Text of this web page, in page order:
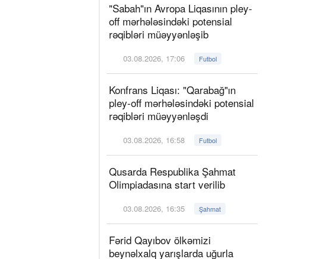
"Sabah"ın Avropa Liqasının pley-
off mərhələsindəki potensial
rəqibləri müəyyənləşib
03.08.2026, 17:06 Futbol
Konfrans Liqası: "Qarabağ"ın
pley-off mərhələsindəki potensial
rəqibləri müəyyənləşdi
03.08.2026, 16:58 Futbol
Qusarda Respublika Şahmat
Olimpiadasına start verilib
03.08.2026, 16:35 Şahmat
Fərid Qayıbov ölkəmizi
beynəlxalq yarışlarda uğurla